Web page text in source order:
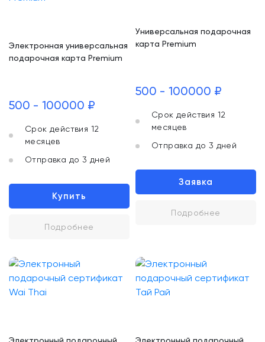
Электронная универсальная
подарочная карта Premium
500 - 100000 ₽
Срок действия 12
месяцев
Отправка до 3 дней
Купить
Подробнее
Универсальная подарочная
карта Premium
500 - 100000 ₽
Срок действия 12
месяцев
Отправка до 3 дней
Заявка
Подробнее